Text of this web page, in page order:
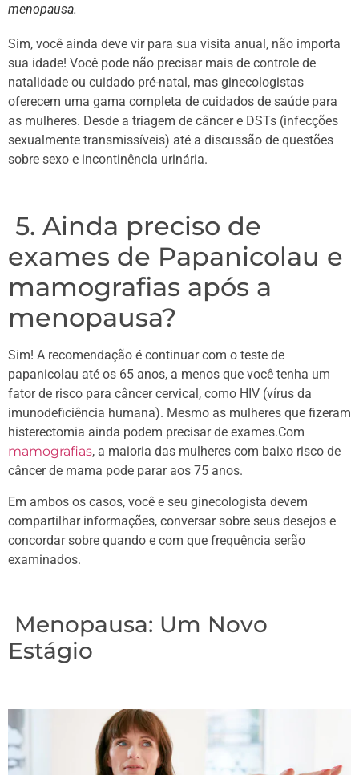
menopausa.
Sim, você ainda deve vir para sua visita anual, não importa
sua idade! Você pode não precisar mais de controle de
natalidade ou cuidado pré-natal, mas ginecologistas
oferecem uma gama completa de cuidados de saúde para
as mulheres. Desde a triagem de câncer e DSTs (infecções
sexualmente transmissíveis) até a discussão de questões
sobre sexo e incontinência urinária.
5. Ainda preciso de
exames de Papanicolau e
mamografias após a
menopausa?
Sim! A recomendação é continuar com o teste de
papanicolau até os 65 anos, a menos que você tenha um
fator de risco para câncer cervical, como HIV (vírus da
imunodeficiência humana). Mesmo as mulheres que fizeram
histerectomia ainda podem precisar de exames.Com
mamografias, a maioria das mulheres com baixo risco de
câncer de mama pode parar aos 75 anos.
Em ambos os casos, você e seu ginecologista devem
compartilhar informações, conversar sobre seus desejos e
concordar sobre quando e com que frequência serão
examinados.
Menopausa: Um Novo
Estágio